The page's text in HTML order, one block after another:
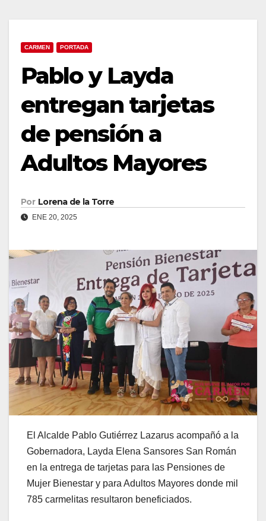
CARMEN PORTADA
Pablo y Layda
entregan tarjetas
de pensión a
Adultos Mayores
Por Lorena de la Torre
ENE 20, 2025
El Alcalde Pablo Gutiérrez Lazarus acompañó a la
Gobernadora, Layda Elena Sansores San Román
en la entrega de tarjetas para las Pensiones de
Mujer Bienestar y para Adultos Mayores donde mil
785 carmelitas resultaron beneficiados.